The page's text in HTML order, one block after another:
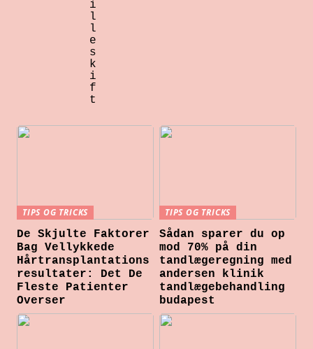
i
l
l
e
s
k
i
f
t
TIPS OG TRICKS
De Skjulte Faktorer
Bag Vellykkede
Hårtransplantations
resultater: Det De
Fleste Patienter
Overser
TIPS OG TRICKS
Sådan sparer du op
mod 70% på din
tandlægeregning med
andersen klinik
tandlægebehandling
budapest